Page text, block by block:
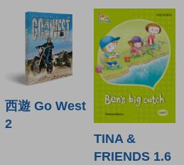
西遊 Go West
2
TINA &
FRIENDS 1.6